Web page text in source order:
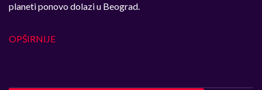
planeti ponovo dolazi u Beograd.
OPŠIRNIJE